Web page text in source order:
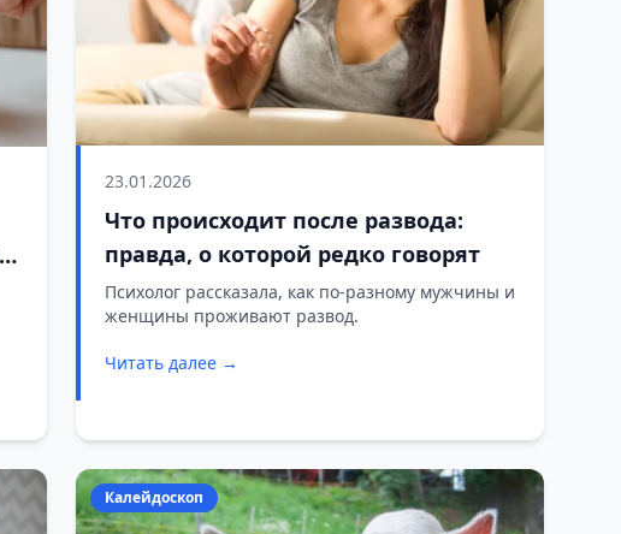
23.01.2026
Что происходит после развода:
правда, о которой редко говорят
Психолог рассказала, как по-разному мужчины и
женщины проживают развод.
Читать далее →
Калейдоскоп